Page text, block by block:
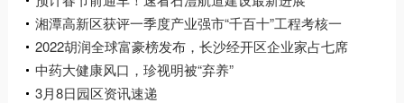
湘潭高新区获评一季度产业强市“千百十”工程考核一
类园区组第一名
2022胡润全球富豪榜发布，长沙经开区企业家占七席
中药大健康风口，珍视明被“弃养”
3月8日园区资讯速递